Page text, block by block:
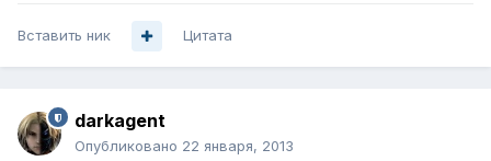
Вставить ник Цитата
darkagent
Опубликовано 22 января, 2013